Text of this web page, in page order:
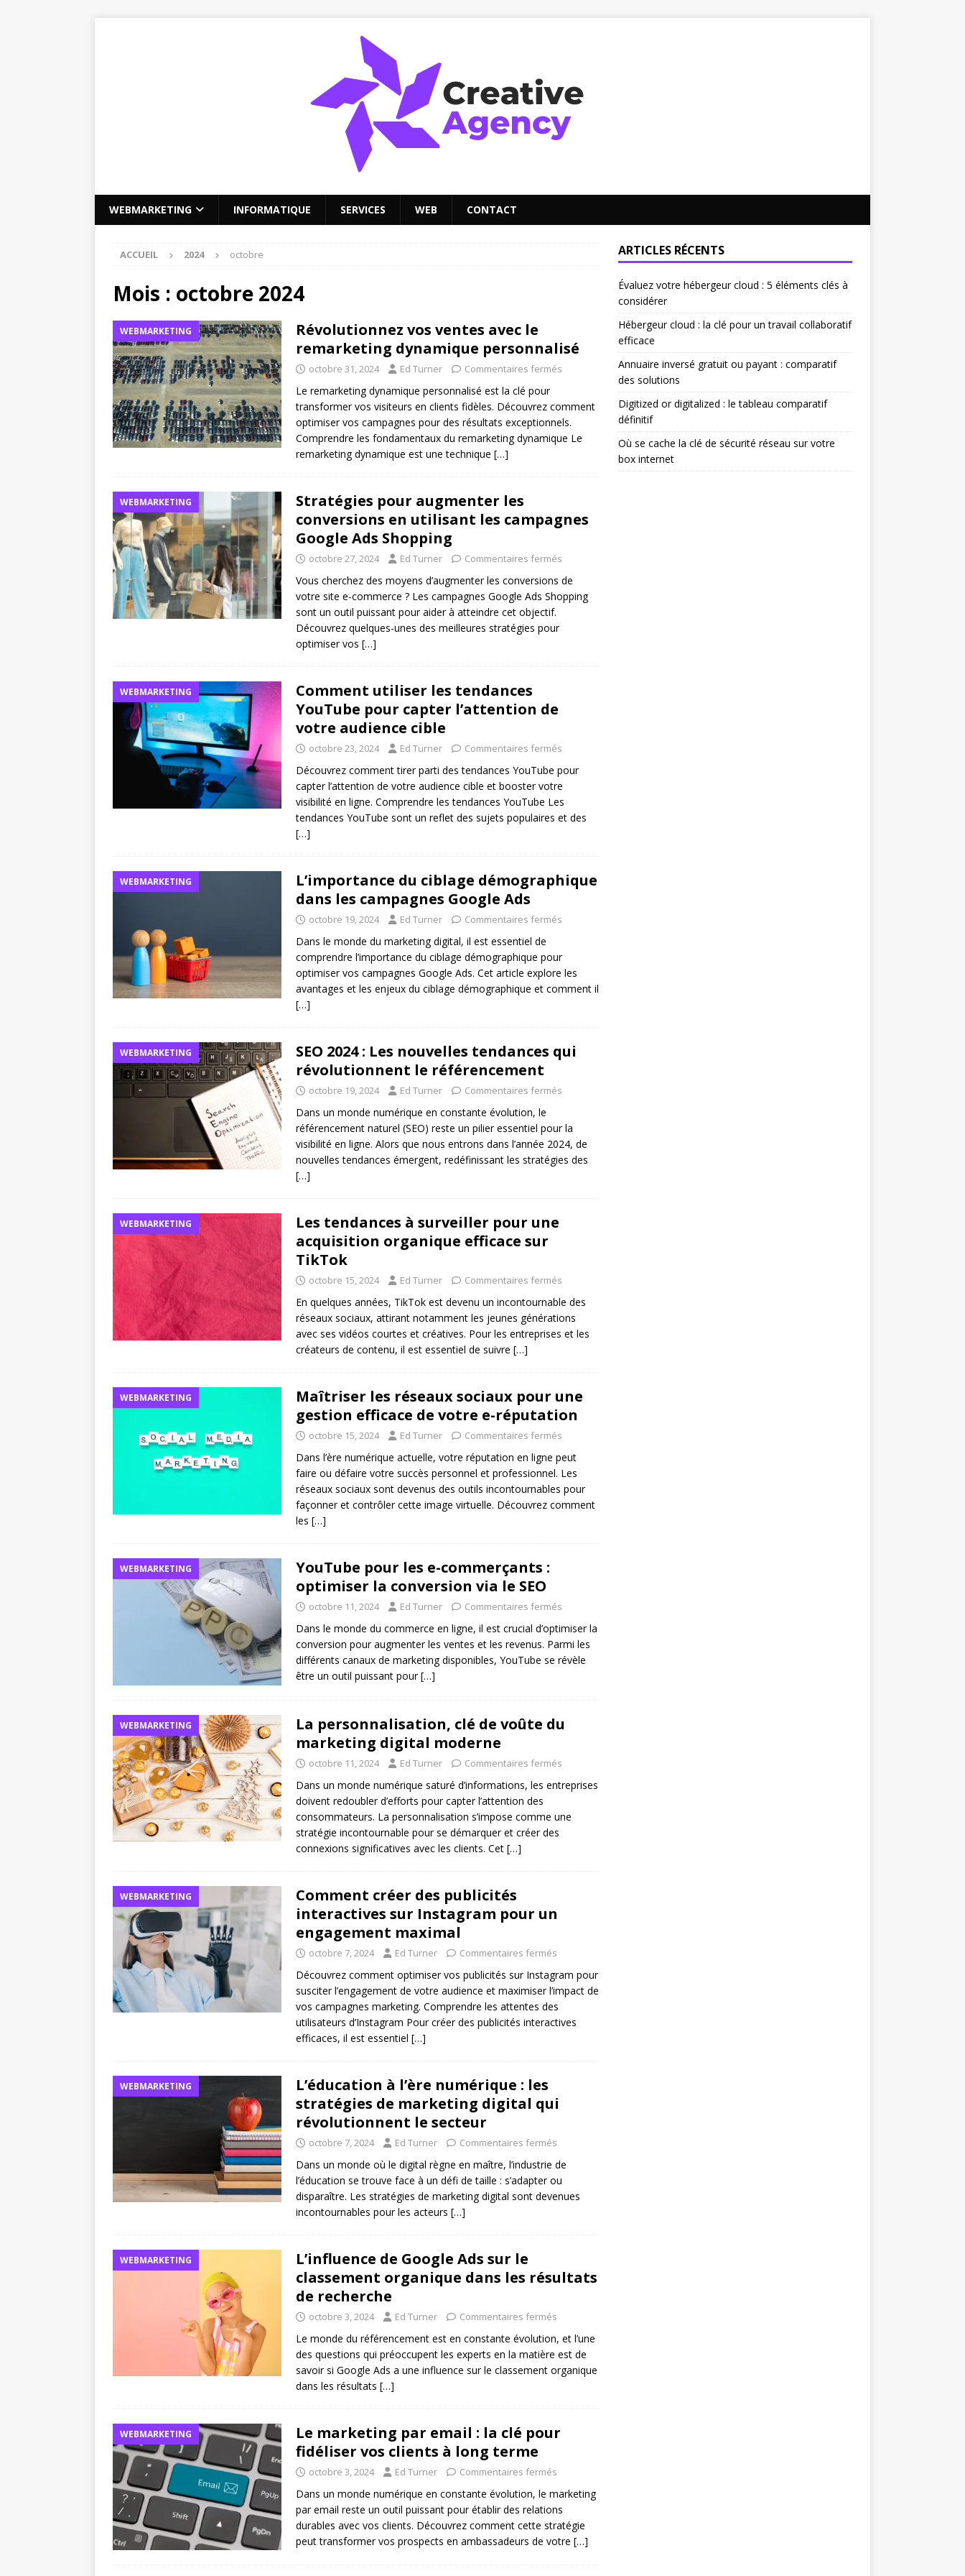
WEBMARKETING INFORMATIQUE SERVICES WEB CONTACT
ACCUEIL 2024 octobre
Mois : octobre 2024
WEBMARKETING
Révolutionnez vos ventes avec le
remarketing dynamique personnalisé
octobre 31, 2024 Ed Turner Commentaires fermés
Le remarketing dynamique personnalisé est la clé pour
transformer vos visiteurs en clients fidèles. Découvrez comment
optimiser vos campagnes pour des résultats exceptionnels.
Comprendre les fondamentaux du remarketing dynamique Le
remarketing dynamique est une technique […]
WEBMARKETING
Stratégies pour augmenter les
conversions en utilisant les campagnes
Google Ads Shopping
octobre 27, 2024 Ed Turner Commentaires fermés
Vous cherchez des moyens d’augmenter les conversions de
votre site e-commerce ? Les campagnes Google Ads Shopping
sont un outil puissant pour aider à atteindre cet objectif.
Découvrez quelques-unes des meilleures stratégies pour
optimiser vos […]
WEBMARKETING
Comment utiliser les tendances
YouTube pour capter l’attention de
votre audience cible
octobre 23, 2024 Ed Turner Commentaires fermés
Découvrez comment tirer parti des tendances YouTube pour
capter l’attention de votre audience cible et booster votre
visibilité en ligne. Comprendre les tendances YouTube Les
tendances YouTube sont un reflet des sujets populaires et des
[…]
WEBMARKETING
L’importance du ciblage démographique
dans les campagnes Google Ads
octobre 19, 2024 Ed Turner Commentaires fermés
Dans le monde du marketing digital, il est essentiel de
comprendre l’importance du ciblage démographique pour
optimiser vos campagnes Google Ads. Cet article explore les
avantages et les enjeux du ciblage démographique et comment il
[…]
WEBMARKETING
SEO 2024 : Les nouvelles tendances qui
révolutionnent le référencement
octobre 19, 2024 Ed Turner Commentaires fermés
Dans un monde numérique en constante évolution, le
référencement naturel (SEO) reste un pilier essentiel pour la
visibilité en ligne. Alors que nous entrons dans l’année 2024, de
nouvelles tendances émergent, redéfinissant les stratégies des
[…]
WEBMARKETING
Les tendances à surveiller pour une
acquisition organique efficace sur
TikTok
octobre 15, 2024 Ed Turner Commentaires fermés
En quelques années, TikTok est devenu un incontournable des
réseaux sociaux, attirant notamment les jeunes générations
avec ses vidéos courtes et créatives. Pour les entreprises et les
créateurs de contenu, il est essentiel de suivre […]
WEBMARKETING
Maîtriser les réseaux sociaux pour une
gestion efficace de votre e-réputation
octobre 15, 2024 Ed Turner Commentaires fermés
Dans l’ère numérique actuelle, votre réputation en ligne peut
faire ou défaire votre succès personnel et professionnel. Les
réseaux sociaux sont devenus des outils incontournables pour
façonner et contrôler cette image virtuelle. Découvrez comment
les […]
WEBMARKETING
YouTube pour les e-commerçants :
optimiser la conversion via le SEO
octobre 11, 2024 Ed Turner Commentaires fermés
Dans le monde du commerce en ligne, il est crucial d’optimiser la
conversion pour augmenter les ventes et les revenus. Parmi les
différents canaux de marketing disponibles, YouTube se révèle
être un outil puissant pour[…]
WEBMARKETING
La personnalisation, clé de voûte du
marketing digital moderne
octobre 11, 2024 Ed Turner Commentaires fermés
Dans un monde numérique saturé d’informations, les entreprises
doivent redoubler d’efforts pour capter l’attention des
consommateurs. La personnalisation s’impose comme une
stratégie incontournable pour se démarquer et créer des
connexions significatives avec les clients. Cet […]
WEBMARKETING
Comment créer des publicités
interactives sur Instagram pour un
engagement maximal
octobre 7, 2024 Ed Turner Commentaires fermés
Découvrez comment optimiser vos publicités sur Instagram pour
susciter l’engagement de votre audience et maximiser l’impact de
vos campagnes marketing. Comprendre les attentes des
utilisateurs d’Instagram Pour créer des publicités interactives
efficaces, il est essentiel […]
WEBMARKETING
L’éducation à l’ère numérique : les
stratégies de marketing digital qui
révolutionnent le secteur
octobre 7, 2024 Ed Turner Commentaires fermés
Dans un monde où le digital règne en maître, l’industrie de
l’éducation se trouve face à un défi de taille : s’adapter ou
disparaître. Les stratégies de marketing digital sont devenues
incontournables pour les acteurs […]
WEBMARKETING
L’influence de Google Ads sur le
classement organique dans les résultats
de recherche
octobre 3, 2024 Ed Turner Commentaires fermés
Le monde du référencement est en constante évolution, et l’une
des questions qui préoccupent les experts en la matière est de
savoir si Google Ads a une influence sur le classement organique
dans les résultats […]
WEBMARKETING
Le marketing par email : la clé pour
fidéliser vos clients à long terme
octobre 3, 2024 Ed Turner Commentaires fermés
Dans un monde numérique en constante évolution, le marketing
par email reste un outil puissant pour établir des relations
durables avec vos clients. Découvrez comment cette stratégie
peut transformer vos prospects en ambassadeurs de votre […]
ARTICLES RÉCENTS
Évaluez votre hébergeur cloud : 5 éléments clés à
considérer
Hébergeur cloud : la clé pour un travail collaboratif
efficace
Annuaire inversé gratuit ou payant : comparatif
des solutions
Digitized or digitalized : le tableau comparatif
définitif
Où se cache la clé de sécurité réseau sur votre
box internet